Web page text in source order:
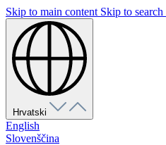
Skip to main content Skip to search
Hrvatski
English
Slovenščina